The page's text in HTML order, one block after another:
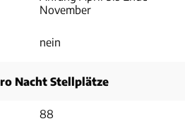
November
nein
Nacht Stellplätze
88